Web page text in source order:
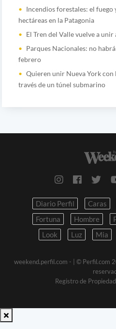
Incendios forestales: el fuego
hectáreas en la Patagonia
El Tren del Valle vuelve a
Parques Nacionales: no
febrero
Quieren unir Nueva York con
través de un túnel submarino
Diario Perfil Caras
Fortuna
Hombre
Look
Luz Mia
weekend.perfil.com -
| © Perfil.com
Registro de